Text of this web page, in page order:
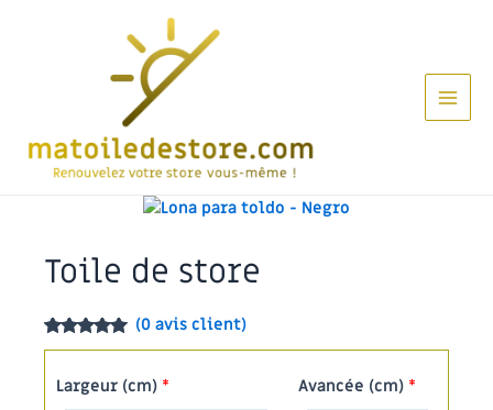
Main
Toile de store
Noté5.00
basé sur
5
notations
(0 avis client)
Largeur (cm) * Avancée (cm) *